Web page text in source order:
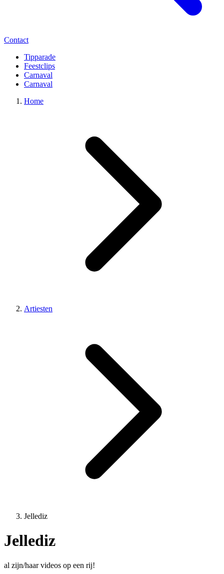
Contact
Tipparade
Feestclips
Carnaval
Carnaval
Home
Artiesten
Jellediz
Jellediz
al zijn/haar videos op een rij!